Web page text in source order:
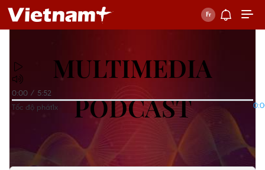
MULTIMEDIA
PODCAST
0:00 / 5:52
Tốc độ phát1x